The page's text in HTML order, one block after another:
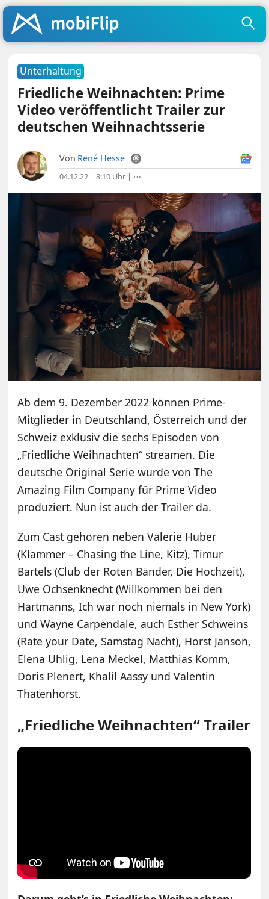
Unterhaltung
Friedliche Weihnachten: Prime
Video veröffentlicht Trailer zur
deutschen Weihnachtsserie
Von René Hesse
04.12.22 | 8:10 Uhr | ⋯
Ab dem 9. Dezember 2022 können Prime-
Mitglieder in Deutschland, Österreich und der
Schweiz exklusiv die sechs Episoden von
„Friedliche Weihnachten“ streamen. Die
deutsche Original Serie wurde von The
Amazing Film Company für Prime Video
produziert. Nun ist auch der Trailer da.
Zum Cast gehören neben Valerie Huber
(Klammer – Chasing the Line, Kitz), Timur
Bartels (Club der Roten Bänder, Die Hochzeit),
Uwe Ochsenknecht (Willkommen bei den
Hartmanns, Ich war noch niemals in New York)
und Wayne Carpendale, auch Esther Schweins
(Rate your Date, Samstag Nacht), Horst Janson,
Elena Uhlig, Lena Meckel, Matthias Komm,
Doris Plenert, Khalil Aassy und Valentin
Thatenhorst.
„Friedliche Weihnachten“ Trailer